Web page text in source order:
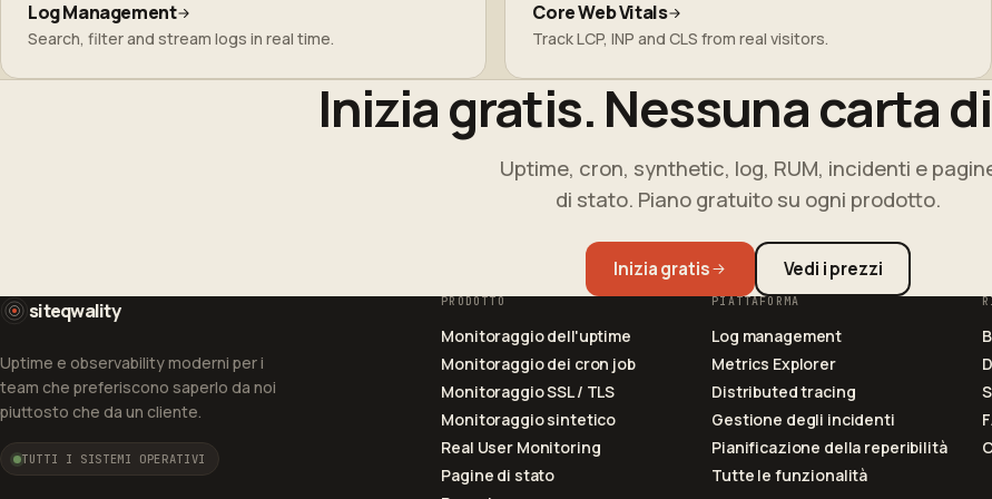
Log Management
Search, filter and stream logs in real time.
Core Web Vitals
Track LCP, INP and CLS from real visitors.
Inizia gratis. Nessuna carta
Uptime, cron, synthetic, log, RUM, incidenti e
di stato. Piano gratuito su ogni prodotto.
Inizia gratis Vedi i prezzi
siteqwality
Uptime e observability moderni per i
team che preferiscono saperlo da noi
piuttosto che da un cliente.
TUTTI I SISTEMI OPERATIVI
PRODOTTO
Monitoraggio dell'uptime
Monitoraggio dei cron job
Monitoraggio SSL / TLS
Monitoraggio sintetico
Real User Monitoring
Pagine di stato
PIATTAFORMA
Log management
Metrics Explorer
Distributed tracing
Gestione degli incidenti
Pianificazione della reperibilità
Tutte le funzionalità